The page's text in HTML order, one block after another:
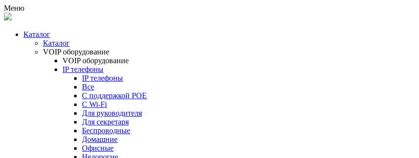
Меню
Каталог
Каталог
VOIP оборудование
VOIP оборудование
IP телефоны
IP телефоны
Все
С поддержкой POE
C Wi-Fi
Для руководителя
Для секретаря
Беспроводные
Домашние
Офисные